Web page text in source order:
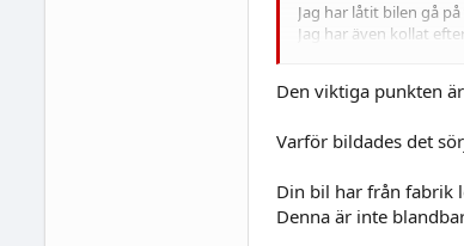
Jag har låtit bilen gå
Jag har även kollat
och frågat ChatGPT
All hjälp uppskattas!
Den viktiga punkten är
Varför bildades det
Din bil har från fabrik
Denna är inte